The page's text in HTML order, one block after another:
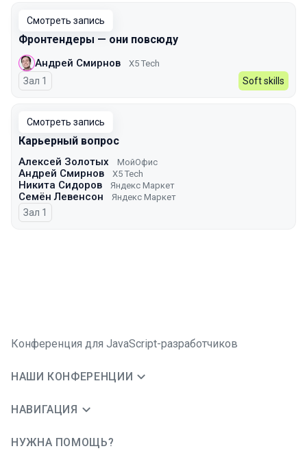
Смотреть запись
Фронтендеры — они повсюду
Андрей Смирнов X5 Tech
Зал 1 Soft skills
Смотреть запись
Карьерный вопрос
Алексей Золотых МойОфис
Андрей Смирнов X5 Tech
Никита Сидоров Яндекс Маркет
Семён Левенсон Яндекс Маркет
Зал 1
Конференция для JavaScript-разработчиков
НАШИ КОНФЕРЕНЦИИ
НАВИГАЦИЯ
НУЖНА ПОМОЩЬ?